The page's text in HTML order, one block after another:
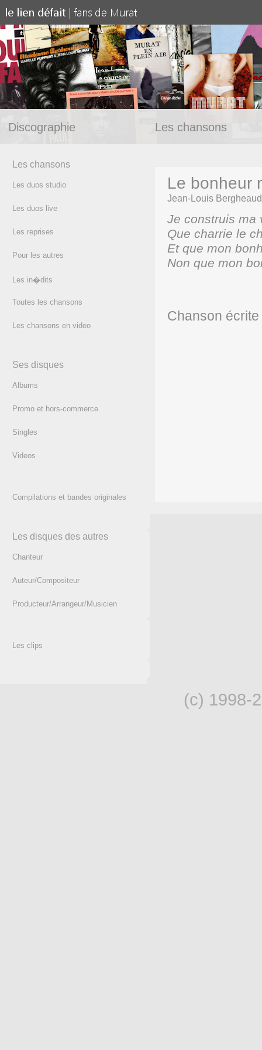
Discographie Les chansons
Les chansons
Les duos studio
Les duos live
Les reprises
Pour les autres
Les in�dits
Toutes les chansons
Les chansons en video
Ses disques
Albums
Promo et hors-commerce
Singles
Videos
Compilations et bandes originales
Les disques des autres
Chanteur
Auteur/Compositeur
Producteur/Arrangeur/Musicien
Les clips
Le bonheur
Jean-Louis Bergheaud
Je construis ma
Que charrie le
Et que mon
Non que mon
Chanson
(c) 1998-